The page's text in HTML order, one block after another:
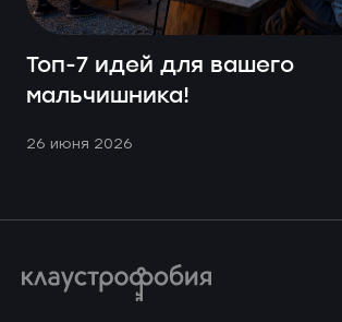
Топ-7 идей для вашего
мальчишника!
26 июня 2026